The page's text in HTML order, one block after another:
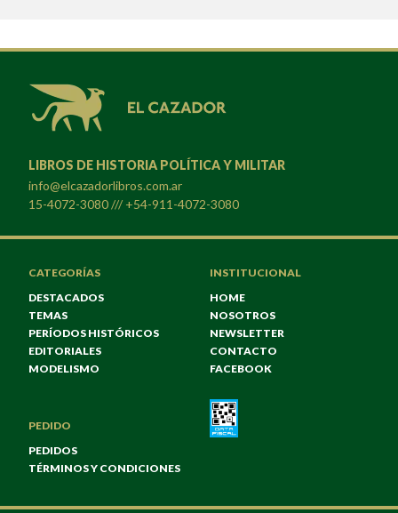
LIBROS DE HISTORIA POLÍTICA Y MILITAR
info@elcazadorlibros.com.ar
15-4072-3080 /// +54-911-4072-3080
CATEGORÍAS
DESTACADOS
TEMAS
PERÍODOS HISTÓRICOS
EDITORIALES
MODELISMO
INSTITUCIONAL
HOME
NOSOTROS
NEWSLETTER
CONTACTO
FACEBOOK
PEDIDO
PEDIDOS
TÉRMINOS Y CONDICIONES